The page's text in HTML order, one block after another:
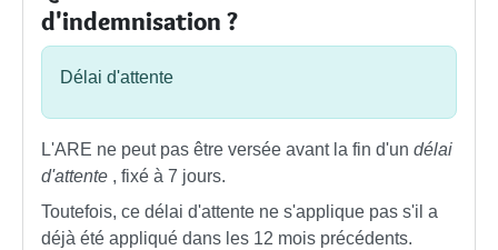
d'indemnisation ?
Délai d'attente
L'ARE ne peut pas être versée avant la fin d'un délai
d'attente , fixé à 7 jours.
Toutefois, ce délai d'attente ne s'applique pas s'il a
déjà été appliqué dans les 12 mois précédents.